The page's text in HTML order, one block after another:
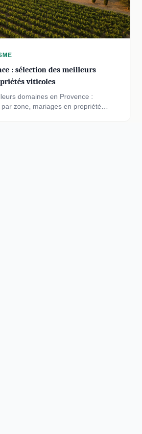
: sélection des meilleurs
viticoles
domaines en Provence :
zone, mariages en propriété